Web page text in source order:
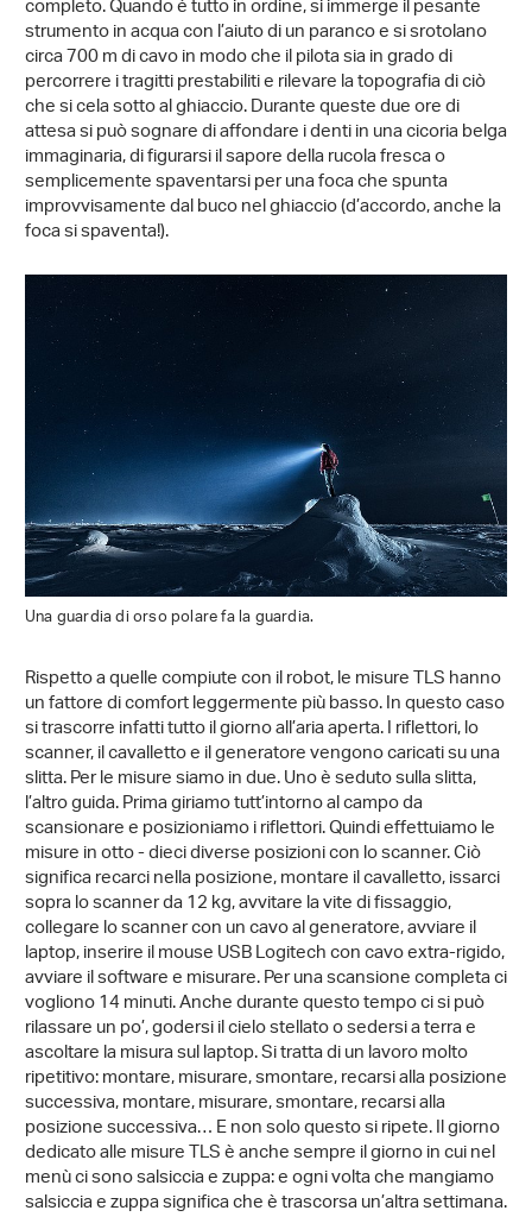
completo. Quando è tutto in ordine, si immerge il pesante
strumento in acqua con l’aiuto di un paranco e si srotolano
circa 700 m di cavo in modo che il pilota sia in grado di
percorrere i tragitti prestabiliti e rilevare la topografia di ciò
che si cela sotto al ghiaccio. Durante queste due ore di
attesa si può sognare di affondare i denti in una cicoria belga
immaginaria, di figurarsi il sapore della rucola fresca o
semplicemente spaventarsi per una foca che spunta
improvvisamente dal buco nel ghiaccio (d’accordo, anche la
foca si spaventa!).
Una guardia di orso polare fa la guardia.
Rispetto a quelle compiute con il robot, le misure TLS hanno
un fattore di comfort leggermente più basso. In questo caso
si trascorre infatti tutto il giorno all’aria aperta. I riflettori, lo
scanner, il cavalletto e il generatore vengono caricati su una
slitta. Per le misure siamo in due. Uno è seduto sulla slitta,
l’altro guida. Prima giriamo tutt’intorno al campo da
scansionare e posizioniamo i riflettori. Quindi effettuiamo le
misure in otto - dieci diverse posizioni con lo scanner. Ciò
significa recarci nella posizione, montare il cavalletto, issarci
sopra lo scanner da 12 kg, avvitare la vite di fissaggio,
collegare lo scanner con un cavo al generatore, avviare il
laptop, inserire il mouse USB Logitech con cavo extra-rigido,
avviare il software e misurare. Per una scansione completa ci
vogliono 14 minuti. Anche durante questo tempo ci si può
rilassare un po’, godersi il cielo stellato o sedersi a terra e
ascoltare la misura sul laptop. Si tratta di un lavoro molto
ripetitivo: montare, misurare, smontare, recarsi alla posizione
successiva, montare, misurare, smontare, recarsi alla
posizione successiva… E non solo questo si ripete. Il giorno
dedicato alle misure TLS è anche sempre il giorno in cui nel
menù ci sono salsiccia e zuppa: e ogni volta che mangiamo
salsiccia e zuppa significa che è trascorsa un’altra settimana.